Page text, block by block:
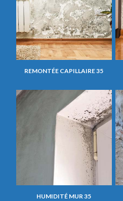
REMONTÉE CAPILLAIRE 35
HUMIDITÉ MUR 35